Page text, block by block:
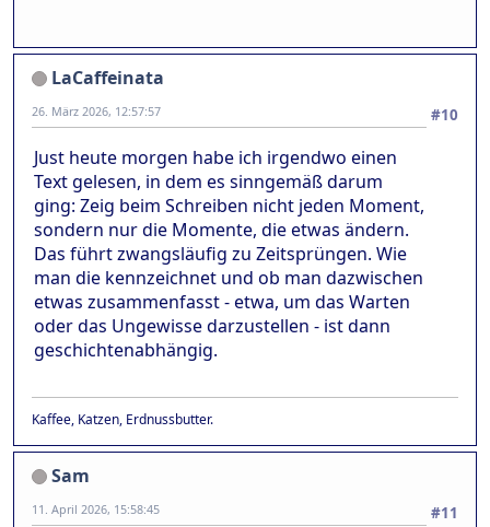
LaCaffeinata
#10
26. März 2026, 12:57:57
Just heute morgen habe ich irgendwo einen
Text gelesen, in dem es sinngemäß darum
ging: Zeig beim Schreiben nicht jeden Moment,
sondern nur die Momente, die etwas ändern.
Das führt zwangsläufig zu Zeitsprüngen. Wie
man die kennzeichnet und ob man dazwischen
etwas zusammenfasst - etwa, um das Warten
oder das Ungewisse darzustellen - ist dann
geschichtenabhängig.
Kaffee, Katzen, Erdnussbutter.
Sam
#11
11. April 2026, 15:58:45